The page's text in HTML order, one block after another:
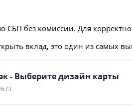
СБП без комиссии. Для
вклад, это один из самых
- Выберите дизайн карты